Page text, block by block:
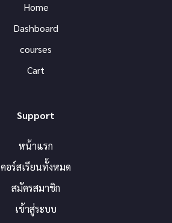
Home
Dashboard
courses
Cart
Support
หน้าแรก
คอร์สเรียนทั้งหมด
สมัครสมาชิก
เข้าสู่ระบบ